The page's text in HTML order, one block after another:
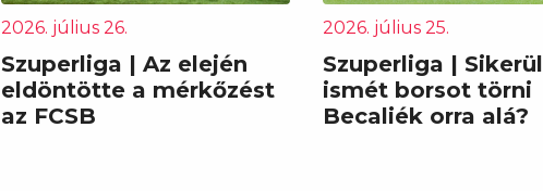
2026. július 26.
Szuperliga | Az elején
eldöntötte a mérkőzést
az FCSB
2026. július 25.
Szuperliga | Sikerül
ismét borsot törni
Becaliék orra alá?